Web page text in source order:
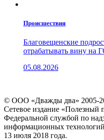
Проиcшествия
Благовещенские
отрабатывать вину на
05.08.2026
© ООО «Дважды два» 2005-
Сетевое издание «Полезный
Федеральной службой по
информационных
13 июля 2018 года.